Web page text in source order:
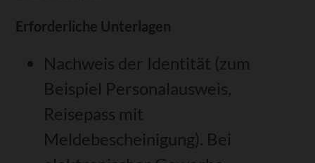
Erforderliche Unterlagen
Nachweis der Identität (zum
Beispiel Personalausweis,
Reisepass mit
Meldebescheinigung). Bei